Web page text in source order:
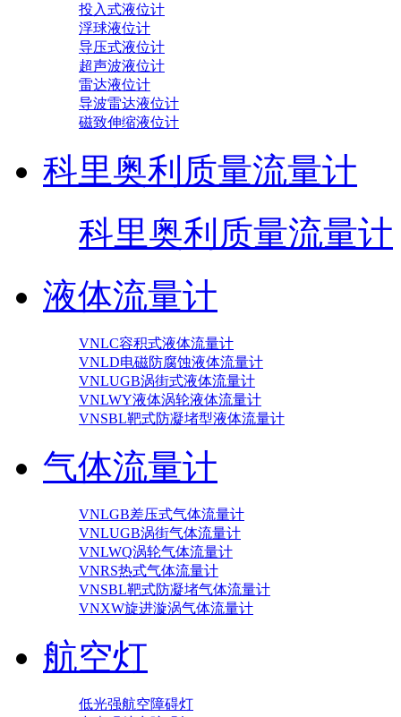
投入式液位计
浮球液位计
导压式液位计
超声波液位计
雷达液位计
导波雷达液位计
磁致伸缩液位计
科里奥利质量流量计
科里奥利质量流量计
液体流量计
VNLC容积式液体流量计
VNLD电磁防腐蚀液体流量计
VNLUGB涡街式液体流量计
VNLWY液体涡轮液体流量计
VNSBL靶式防凝堵型液体流量计
气体流量计
VNLGB差压式气体流量计
VNLUGB涡街气体流量计
VNLWQ涡轮气体流量计
VNRS热式气体流量计
VNSBL靶式防凝堵气体流量计
VNXW旋进漩涡气体流量计
航空灯
低光强航空障碍灯